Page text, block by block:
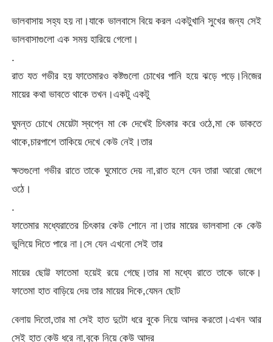
ভালবাসায় সহ্য হয় না।যাকে ভালবাসে বিয়ে করল একটুখানি সুখের জন্য সেই
ভালবাসাগুলো এক সময় হারিয়ে গেলো।
.
রাত যত গভীর হয় ফাতেমারও কষ্টগুলো চোখের পানি হয়ে ঝড়ে পড়ে।নিজের
মায়ের কথা ভাবতে থাকে তখন।একটু একটু
ঘুমন্ত চোখে মেয়েটা স্বপ্নে মা কে দেখেই চিৎকার করে ওঠে,মা কে ডাকতে
থাকে,চারপাশে তাকিয়ে দেখে কেউ নেই।তার
ক্ষতগুলো গভীর রাতে তাকে ঘুমোতে দেয় না,রাত হলে যেন তারা আরো জেগে
ওঠে।
.
ফাতেমার মধ্যেরাতের চিৎকার কেউ শোনে না।তার মায়ের ভালবাসা কে কেউ
ভুলিয়ে দিতে পারে না।সে যেন এখনো সেই তার
মায়ের ছোট্ট ফাতেমা হয়েই রয়ে গেছে।তার মা মধ্যে রাতে তাকে ডাকে।
ফাতেমা হাত বাড়িয়ে দেয় তার মায়ের দিকে,যেমন ছোট
বেলায় দিতো,তার মা সেই হাত দুটো ধরে বুকে নিয়ে আদর করতো।এখন আর
সেই হাত কেউ ধরে না,বুকে নিয়ে কেউ আদর